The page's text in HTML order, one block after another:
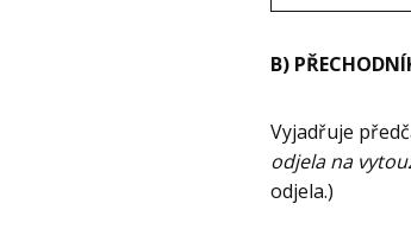
B)
Vyjadřuje
odjela na
odjela.)